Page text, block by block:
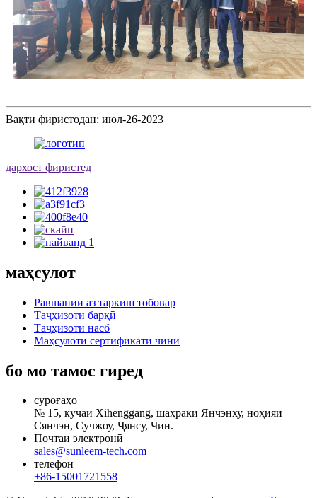
Вақти фиристодан: июл-26-2023
дархост фиристед
маҳсулот
Равшании аз таркиш тобовар
Таҷҳизоти барқӣ
Таҷҳизоти насб
Маҳсулоти сертификати чинӣ
бо мо тамос гиред
суроғаҳо
№ 15, кӯчаи Xihenggang, шаҳраки Янчэнху, ноҳияи
Сянчэн, Сучжоу, Ҷянсу, Чин.
Почтаи электронӣ
sales@sunleem-tech.com
телефон
+86-15001721558